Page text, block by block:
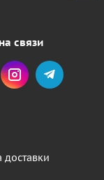
связи
доставки